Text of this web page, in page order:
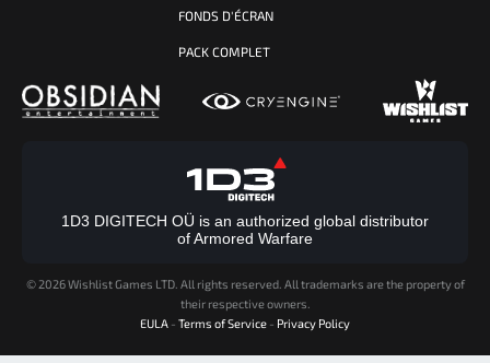
FONDS D'ÉCRAN
PACK COMPLET
1D3 DIGITECH OÜ is an authorized global distributor
of Armored Warfare
© 2026 Wishlist Games LTD. All rights reserved. All trademarks are the property of
their respective owners.
EULA - Terms of Service - Privacy Policy